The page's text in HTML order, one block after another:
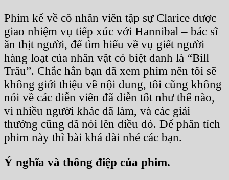
Phim kể về cô nhân viên tập sự Clarice được
giao nhiệm vụ tiếp xúc với Hannibal – bác sĩ
ăn thịt người, để tìm hiểu về vụ giết người
hàng loạt của nhân vật có biệt danh là “Bill
Trâu”. Chắc hẳn bạn đã xem phim nên tôi sẽ
không giới thiệu về nội dung, tôi cũng không
nói về các diễn viên đã diễn tốt như thế nào,
vì nhiều người khác đã làm, và các giải
thưởng cũng đã nói lên điều đó. Để phân tích
phim này thì bài khá dài nhé các bạn.
Ý nghĩa và thông điệp của phim.